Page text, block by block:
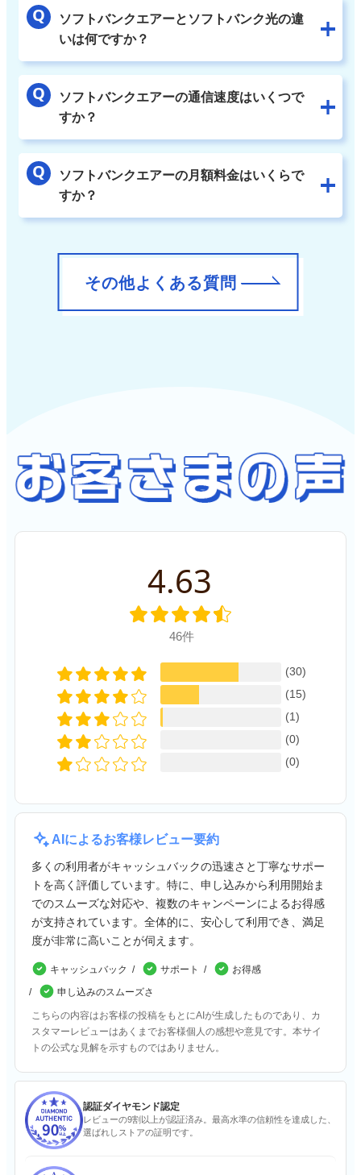
ソフトバンクエアーとソフトバンク光の違
いは何ですか？
ソフトバンクエアーの通信速度はいくつで
すか？
ソフトバンクエアーの月額料金はいくらで
すか？
その他よくある質問
4.63
46件
(30)
(15)
(1)
(0)
(0)
AIによるお客様レビュー要約
多くの利用者がキャッシュバックの迅速さと丁寧なサポー
トを高く評価しています。特に、申し込みから利用開始ま
でのスムーズな対応や、複数のキャンペーンによるお得感
が支持されています。全体的に、安心して利用でき、満足
度が非常に高いことが伺えます。
キャッシュバック サポート
お得感
申し込みのスムーズさ
こちらの内容はお客様の投稿をもとにAIが生成したものであり、カ
スタマーレビューはあくまでお客様個人の感想や意見です。本サイ
トの公式な見解を示すものではありません。
認証ダイヤモンド認定
レビューの9割以上が認証済み。最高水準の信頼性を達成した、
選ばれしストアの証明です。